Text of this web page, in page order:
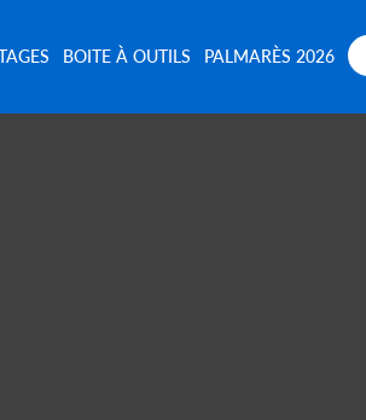
BOITE À OUTILS PALMARÈS 2026